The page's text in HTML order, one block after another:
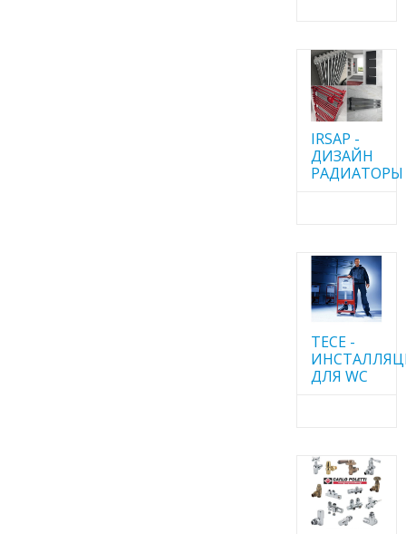
IRSAP -
ДИЗАЙН
РАДИАТОРЫ
TECE -
ДЛЯ WC